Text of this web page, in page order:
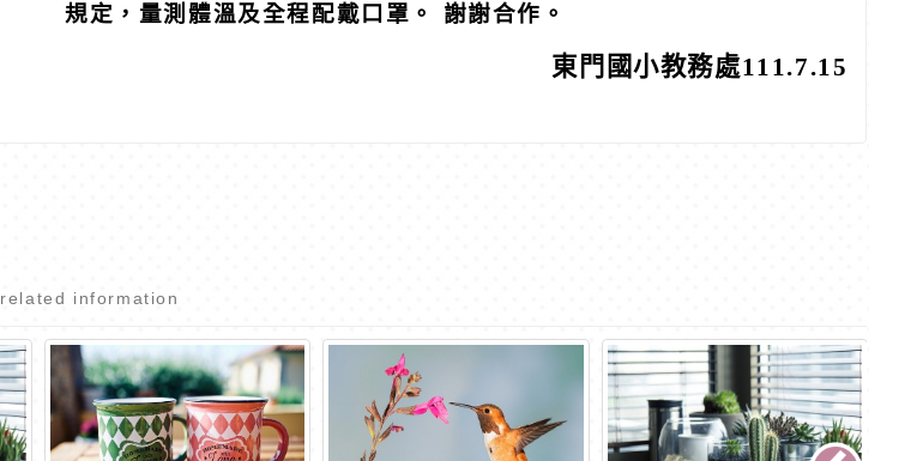
規定，量測體溫及全程配戴口罩。 謝謝合作。
東門國小教務處111.7.15
related information